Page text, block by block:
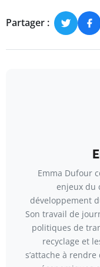
Partager :
Emma Dufour
enjeux du
développement
Son travail de
politiques de
recyclage et
s’attache à